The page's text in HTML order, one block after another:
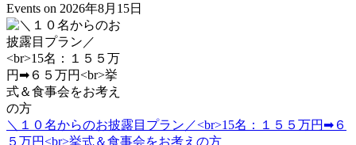
Events on 2026年8月15日
＼１０名からのお披露目プラン／<br>15名：１５５万円➡６
５万円<br>挙式＆食事会をお考えの方